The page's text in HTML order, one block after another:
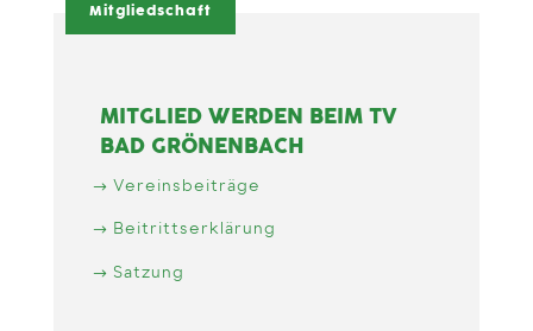
Mitgliedschaft
MITGLIED WERDEN BEIM TV
BAD GRÖNENBACH
Vereinsbeiträge
Beitrittserklärung
Satzung